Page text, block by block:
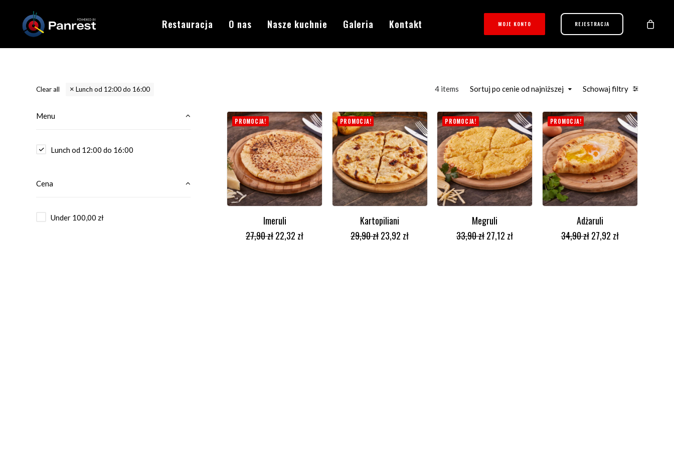
Restauracja O nas Nasze kuchnie Galeria Kontakt MOJE KONTO REJESTRACJA
Schowaj filtry
Sortuj po cenie od najniższej
4 items
Clear all Lunch od 12:00 do 16:00
Menu
Lunch od 12:00 do 16:00
Cena
Under 100,00 zł
PROMOCJA!
DODAJ DO KOSZYKA
Imeruli
27,90zł22,32 zł
PROMOCJA!
DODAJ DO KOSZYKA
Kartopiliani
29,90zł23,92 zł
PROMOCJA!
DODAJ DO KOSZYKA
Megruli
33,90zł27,12 zł
PROMOCJA!
DODAJ DO KOSZYKA
Adżaruli
34,90zł 27,92 zł